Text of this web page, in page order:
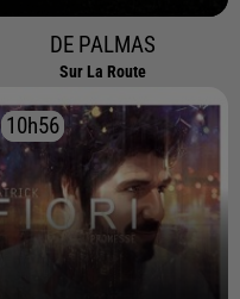
DE PALMAS
Sur La Route
10h56
10h56